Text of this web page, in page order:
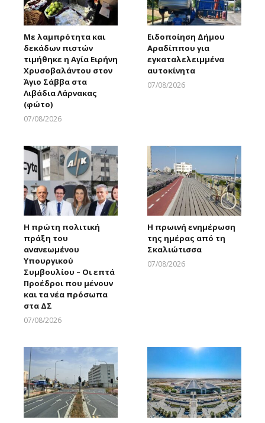
Με λαμπρότητα και
δεκάδων πιστών
τιμήθηκε η Αγία Ειρήνη
Χρυσοβαλάντου στον
Άγιο Σάββα στα
Λιβάδια Λάρνακας
(φώτο)
07/08/2026
Ειδοποίηση Δήμου
Αραδίππου για
εγκαταλελειμμένα
αυτοκίνητα
07/08/2026
Η πρώτη πολιτική
πράξη του
ανανεωμένου
Υπουργικού
Συμβουλίου – Οι επτά
Προέδροι που μένουν
και τα νέα πρόσωπα
στα ΔΣ
07/08/2026
Η πρωινή ενημέρωση
της ημέρας από τη
Σκαλιώτισσα
07/08/2026